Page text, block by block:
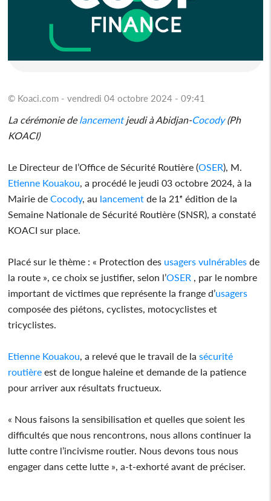
© Koaci.com - vendredi 04 octobre 2024 - 09:41
La cérémonie de lancementjeudi à Abidjan-Cocody(Ph
KOACI)
Le Directeur de l’Office de Sécurité Routière (OSER), M.
Etienne Kouakou , a procédé le jeudi 03 octobre 2024, à la
Mairie deCocody, au lancement de la 21ᵉ édition de la
Semaine Nationale de Sécurité Routière (SNSR), a constaté
KOACI sur place.
Placé sur le thème : « Protection des usagers vulnérables de
la route », ce choix se justifier, selon l’OSER , par le nombre
important de victimes que représente la frange d’usagers
composée des piétons, cyclistes, motocyclistes et
tricyclistes.
Etienne Kouakou , a relevé que le travail de lasécurité
routière est de longue haleine et demande de la patience
pour arriver aux résultats fructueux.
« Nous faisons la sensibilisation et quelles que soient les
difficultés que nous rencontrons, nous allons continuer la
lutte contre l’incivisme routier. Nous devons tous nous
engager dans cette lutte », a-t-exhorté avant de préciser.